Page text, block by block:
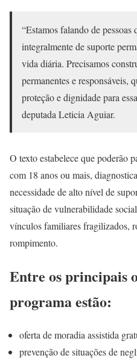
“Estamos falando de pessoas
integralmente de suporte
vida diária. Precisamos
permanentes e responsáveis,
proteção e dignidade para
deputada Leticia Aguiar.
O texto estabelece que poderão
com 18 anos ou mais,
necessidade de alto nível de
situação de vulnerabilidade
vínculos familiares fragilizados,
rompimento.
Entre os principais
programa estão:
oferta de moradia assistida
prevenção de situações de